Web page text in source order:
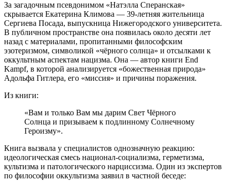
За загадочным псевдонимом «Натэлла Сперанская»
скрывается Екатерина Климова — 39-летняя жительница
Сергиева Посада, выпускница Нижегородского университета.
В публичном пространстве она появилась около десяти лет
назад с материалами, пропитанными философским
эзотеризмом, символикой «чёрного солнца» и отсылками к
оккультным аспектам нацизма. Она — автор книги End
Kampf, в которой анализируется «божественная природа»
Адольфа Гитлера, его «миссия» и причины поражения.
Из книги:
«Вам и только Вам мы дарим Свет Чёрного
Солнца и призываем к подлинному Солнечному
Героизму».
Книга вызвала у специалистов однозначную реакцию:
идеологическая смесь национал-социализма, герметизма,
культизма и патологического нарциссизма. Один из экспертов
по философии оккультизма заявил в частной беседе: